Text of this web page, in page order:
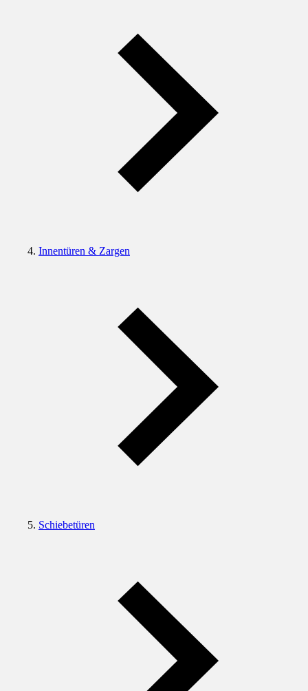
Innentüren & Zargen
Schiebetüren